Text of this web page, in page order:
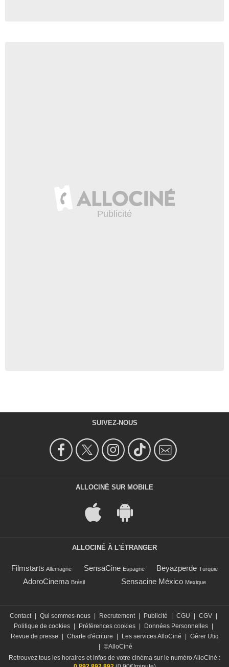
SUIVEZ-NOUS
ALLOCINÉ SUR MOBILE
ALLOCINÉ À L'ÉTRANGER
Filmstarts Allemagne SensaCine Espagne Beyazperde Turquie
AdoroCinema Brésil Sensacine México Mexique
Contact Qui sommes-nous Recrutement Publicité CGU CGV
Politique de cookies
Préférences cookies Données Personnelles
Revue de presse
Charte d'écriture Les services AlloCiné
Gérer Utiq
©AlloCiné
Retrouvez tous les horaires et infos de votre cinéma sur le numéro AlloCiné :